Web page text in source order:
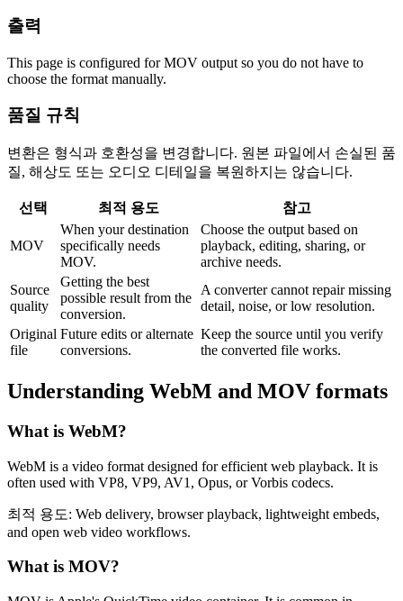
출력
This page is configured for MOV output so you do not have to
choose the format manually.
품질 규칙
변환은 형식과 호환성을 변경합니다. 원본 파일에서 손실된 품
질, 해상도 또는 오디오 디테일을 복원하지는 않습니다.
선택 최적 용도 참고
MOV
When your destination
specifically needs
MOV.
Choose the output based on
playback, editing, sharing, or
archive needs.
Source
quality
Getting the best
possible result from the
conversion.
A converter cannot repair missing
detail, noise, or low resolution.
Original
file
Future edits or alternate
conversions.
Keep the source until you verify
the converted file works.
Understanding WebM and MOV formats
What is WebM?
WebM is a video format designed for efficient web playback. It is
often used with VP8, VP9, AV1, Opus, or Vorbis codecs.
최적 용도: Web delivery, browser playback, lightweight embeds,
and open web video workflows.
What is MOV?